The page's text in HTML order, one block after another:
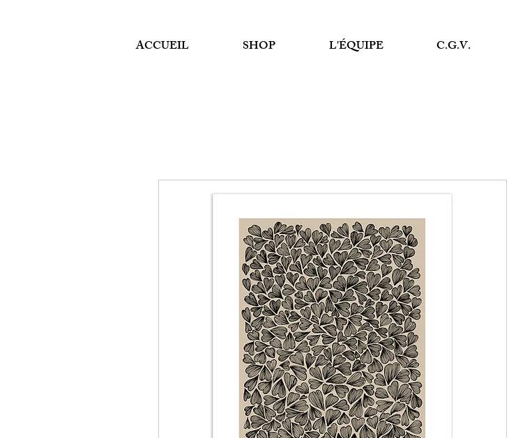
ACCUEIL SHOP L'ÉQUIPE C.G.V.